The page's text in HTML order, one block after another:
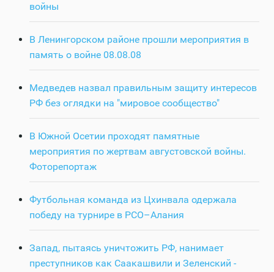
войны
В Ленингорском районе прошли мероприятия в
память о войне 08.08.08
Медведев назвал правильным защиту интересов
РФ без оглядки на "мировое сообщество"
В Южной Осетии проходят памятные
мероприятия по жертвам августовской войны.
Фоторепортаж
Футбольная команда из Цхинвала одержала
победу на турнире в РСО–Алания
Запад, пытаясь уничтожить РФ, нанимает
преступников как Саакашвили и Зеленский -